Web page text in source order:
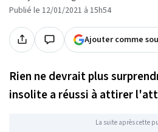
Publié le 12/01/2021 à 15h54
Ajouter comme
Rien ne devrait plus
insolite a réussi à attirer
La suite après cette